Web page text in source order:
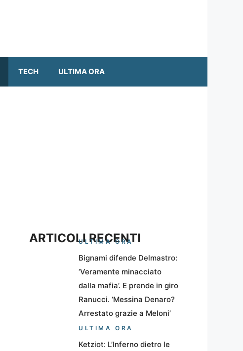
TECH ULTIMA ORA
ARTICOLI RECENTI
ULTIMA ORA
Bignami difende Delmastro:
‘Veramente minacciato
dalla mafia’. E prende in giro
Ranucci. ‘Messina Denaro?
Arrestato grazie a Meloni’
ULTIMA ORA
Ketziot: L’Inferno dietro le